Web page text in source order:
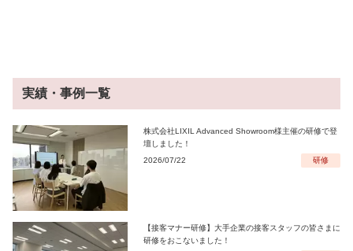
実績・事例一覧
株式会社LIXIL Advanced Showroom様主催の研修で登
壇しました！
2026/07/22
研修
【接客マナー研修】大手企業の接客スタッフの皆さまに
研修をおこないました！